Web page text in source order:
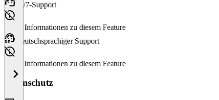
24/7-Support
Keine Informationen zu diesem Feature
Deutschsprachiger Support
Keine Informationen zu diesem Feature
Datenschutz